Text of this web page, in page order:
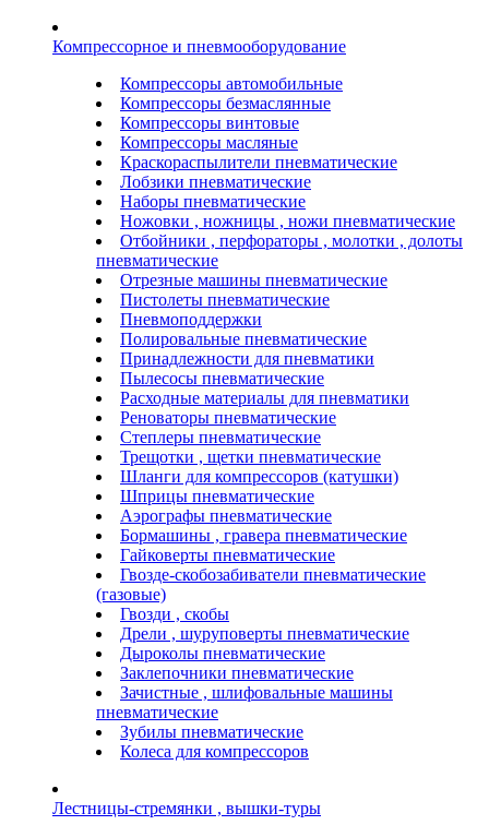
Компрессорное и пневмооборудование
Компрессоры автомобильные
Компрессоры безмаслянные
Компрессоры винтовые
Компрессоры масляные
Краскораспылители пневматические
Лобзики пневматические
Наборы пневматические
Ножовки , ножницы , ножи пневматические
Отбойники , перфораторы , молотки , долоты
пневматические
Отрезные машины пневматические
Пистолеты пневматические
Пневмоподдержки
Полировальные пневматические
Принадлежности для пневматики
Пылесосы пневматические
Расходные материалы для пневматики
Реноваторы пневматические
Степлеры пневматические
Трещотки , щетки пневматические
Шланги для компрессоров (катушки)
Шприцы пневматические
Аэрографы пневматические
Бормашины , гравера пневматические
Гайковерты пневматические
Гвозде-скобозабиватели пневматические
(газовые)
Гвозди , скобы
Дрели , шуруповерты пневматические
Дыроколы пневматические
Заклепочники пневматические
Зачистные , шлифовальные машины
пневматические
Зубилы пневматические
Колеса для компрессоров
Лестницы-стремянки , вышки-туры